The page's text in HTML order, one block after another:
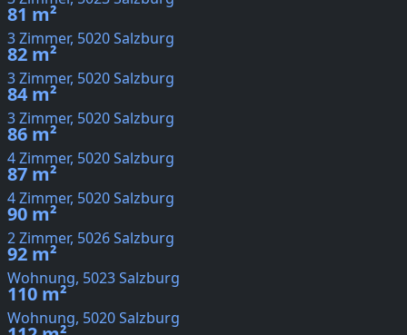
81 m²
3 Zimmer, 5020 Salzburg
82 m²
3 Zimmer, 5020 Salzburg
84 m²
3 Zimmer, 5020 Salzburg
86 m²
4 Zimmer, 5020 Salzburg
87 m²
4 Zimmer, 5020 Salzburg
90 m²
2 Zimmer, 5026 Salzburg
92 m²
Wohnung, 5023 Salzburg
110 m²
Wohnung, 5020 Salzburg